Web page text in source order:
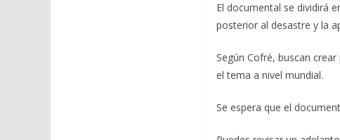
El documental se dividirá
posterior al desastre y la
Según Cofré, buscan
el tema a nivel mundial.
Se espera que el